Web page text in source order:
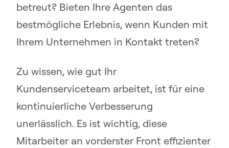
betreut? Bieten Ihre Agenten das
bestmögliche Erlebnis, wenn Kunden mit
Ihrem Unternehmen in Kontakt treten?
Zu wissen, wie gut Ihr
Kundenserviceteam arbeitet, ist für eine
kontinuierliche Verbesserung
unerlässlich. Es ist wichtig, diese
Mitarbeiter an vorderster Front effizienter